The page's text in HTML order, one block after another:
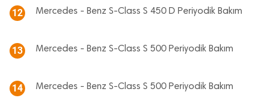
12 Mercedes - Benz S-Class S 450 D Periyodik Bakım
13 Mercedes - Benz S-Class S 500 Periyodik Bakım
14 Mercedes - Benz S-Class S 500 Periyodik Bakım